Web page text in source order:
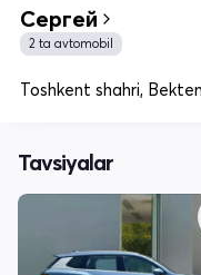
Сергей
2 ta avtomobil
Toshkent shahri,
Tavsiyalar